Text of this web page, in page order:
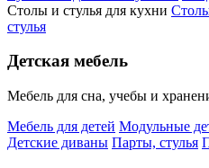
Столы и стулья для кухни
стулья
Детская мебель
Мебель для сна, учебы и
Мебель для детей Модульные
Детские диваны Парты, стулья